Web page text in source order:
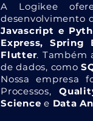
A Logikee
desenvolvimento
Javascript e
Express,
Flutter. Também
de dados, como
Nossa empresa
Processos,
Science e Data